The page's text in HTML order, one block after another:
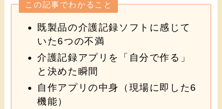
この記事でわかること
既製品の介護記録ソフトに感じて
いた6つの不満
介護記録アプリを「自分で作る」
と決めた瞬間
自作アプリの中身（現場に即した6
機能）